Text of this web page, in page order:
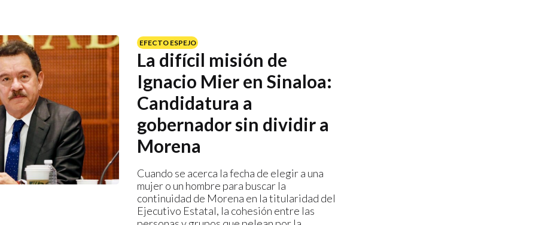
EFECTO ESPEJO
La difícil misión de
Ignacio Mier en Sinaloa:
Candidatura a
gobernador sin dividir a
Morena
Cuando se acerca la fecha de elegir a una
mujer o un hombre para buscar la
continuidad de Morena en la titularidad del
Ejecutivo Estatal, la cohesión entre las